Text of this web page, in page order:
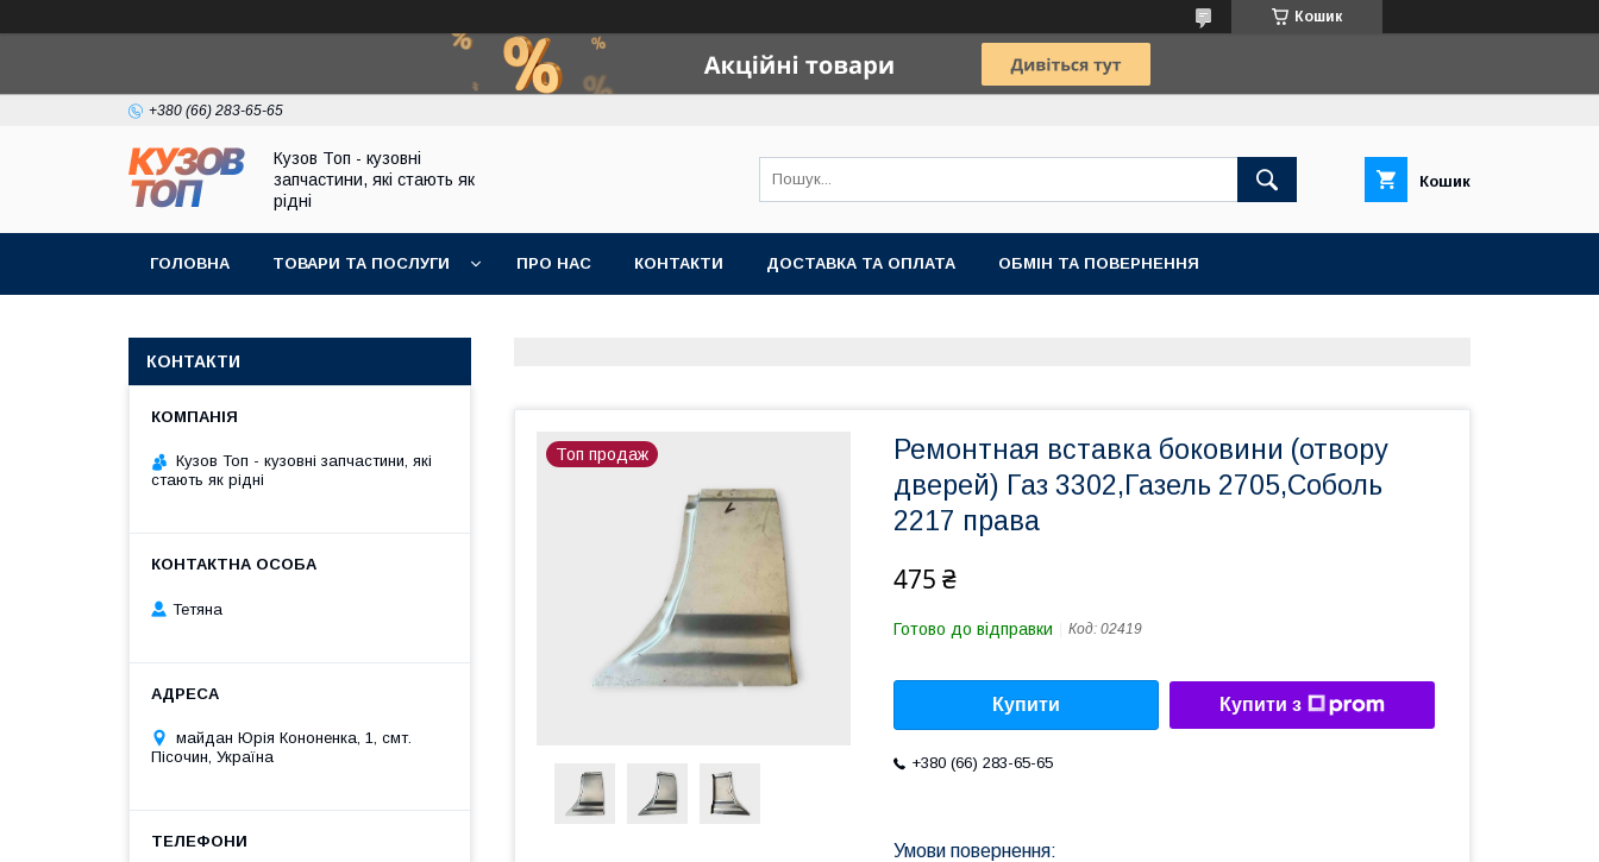
Кошик
+380 (66) 283-65-65
Кузов Топ - кузовні
запчастини, які стають як
рідні
Кошик
ГОЛОВНА ТОВАРИ ТА ПОСЛУГИ ПРО НАС КОНТАКТИ ДОСТАВКА ТА ОПЛАТА ОБМІН ТА ПОВЕРНЕННЯ
Топ продаж
Ремонтная вставка боковини (отвору
дверей) Газ 3302,Газель 2705,Соболь
2217 права
475 ₴
Готово до відправки Код: 02419
Купити Купити з
+380 (66) 283-65-65
КОНТАКТИ
Кузов Топ - кузовні запчастини, які
стають як рідні
Тетяна
майдан Юрія Кононенка, 1, смт.
Пісочин, Україна